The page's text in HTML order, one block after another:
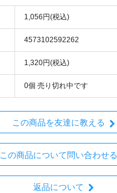
1,056円(税込)
4573102592262
1,320円(税込)
0個 売り切れ中です
この商品を友達に教える
この商品について問い合わせる
返品について